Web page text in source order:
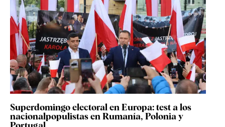
Superdomingo electoral en Europa: test a los
nacionalpopulistas en Rumanía, Polonia y